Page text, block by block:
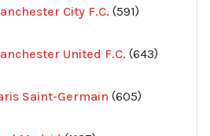
City F.C. 591
produkter
United F.C. 643
Saint-Germain 605
produkter